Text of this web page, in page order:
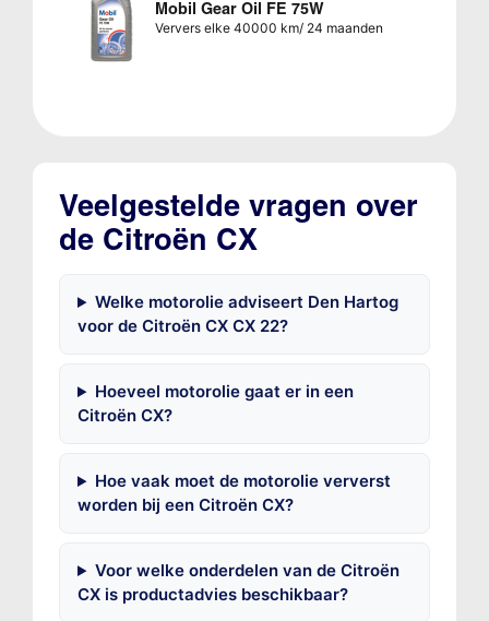
Mobil Gear Oil FE 75W
Ververs elke 40000 km/ 24 maanden
Veelgestelde vragen over
de Citroën CX
Welke motorolie adviseert Den Hartog
voor de Citroën CX CX 22?
Hoeveel motorolie gaat er in een
Citroën CX?
Hoe vaak moet de motorolie ververst
worden bij een Citroën CX?
Voor welke onderdelen van de Citroën
CX is productadvies beschikbaar?